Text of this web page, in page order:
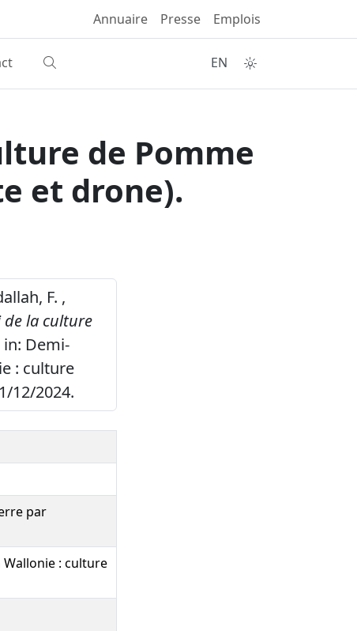
Annuaire Presse Emplois
EN
de Pomme
et drone).
F. ,
de la culture
in: Demi-
: culture
12/2024.
par
Wallonie : culture